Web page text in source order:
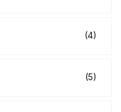
(4)
(5)